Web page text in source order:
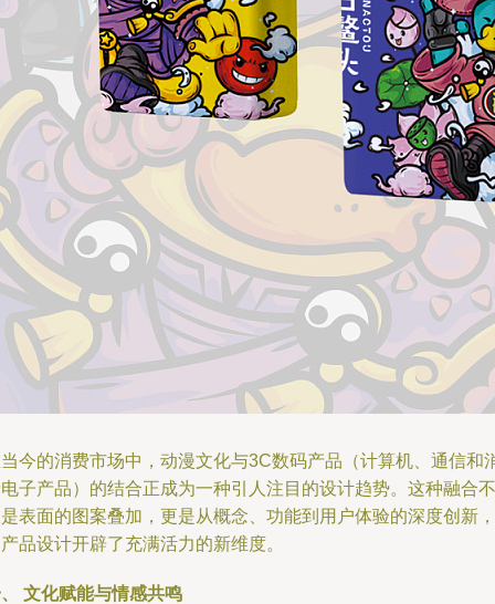
今的消费市场中，动漫文化与3C数码产品（计算机、通信和
子产品）的结合正成为一种引人注目的设计趋势。这种融合不
表面的图案叠加，更是从概念、功能到用户体验的深度创新，
品设计开辟了充满活力的新维度。
文化赋能与情感共鸣